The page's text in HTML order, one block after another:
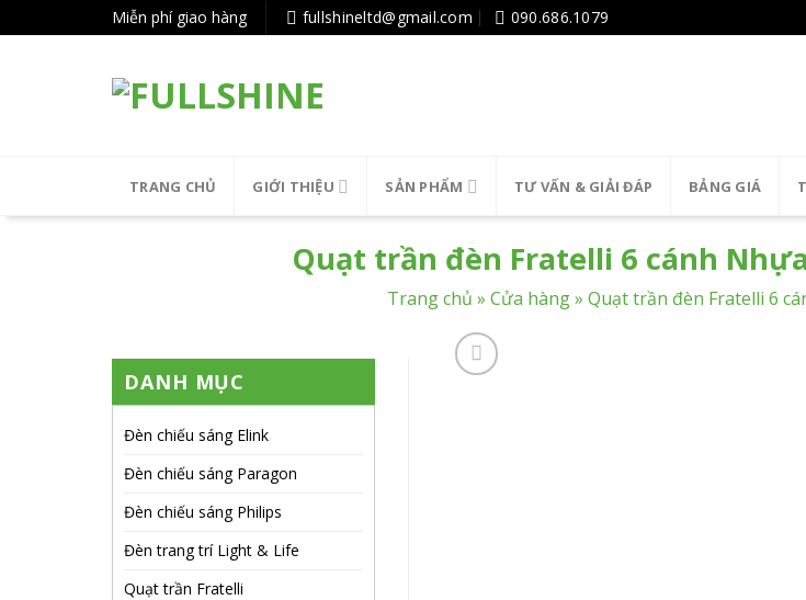
tục
Miễn phí giao hàng fullshineltd@gmail.com 090.686.1079
TRANG CHỦ GIỚI THIỆU SẢN PHẨM TƯ VẤN & GIẢI ĐÁP BẢNG GIÁ
Quạt trần đèn Fratelli 6 cánh Nhựa
Trang chủ » Cửa hàng» Quạt trần đèn Fratelli 6
DANH MỤC
Đèn chiếu sáng Elink
Đèn chiếu sáng Paragon
Đèn chiếu sáng Philips
Đèn trang trí Light & Life
Quạt trần Fratelli